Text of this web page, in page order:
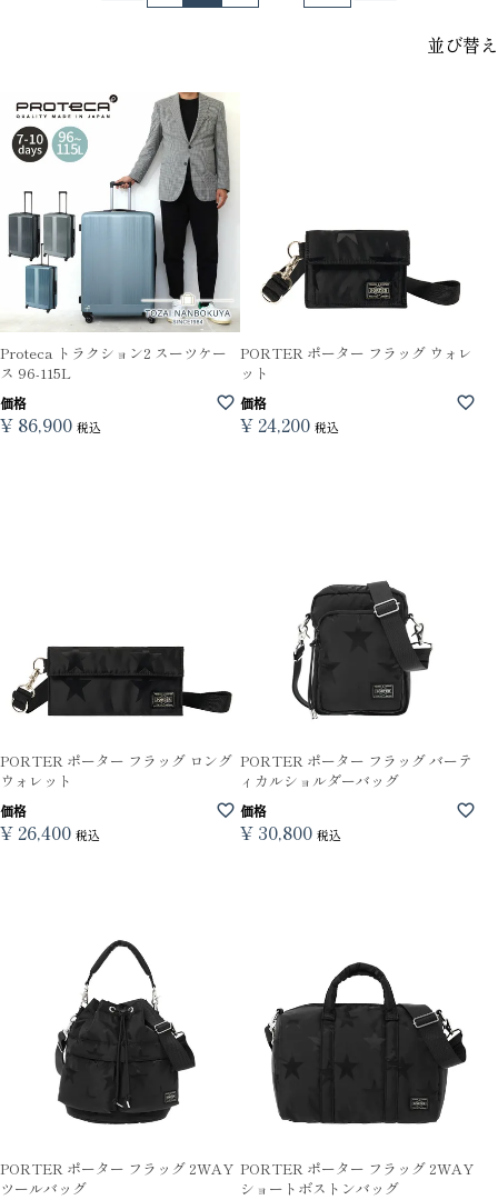
並び替え
Proteca トラクション2 スーツケー
ス 96-115L
価格
¥ 86,900 税込
PORTER ポーター フラッグ ウォレ
ット
価格
¥ 24,200 税込
PORTER ポーター フラッグ ロング
ウォレット
価格
¥ 26,400 税込
PORTER ポーター フラッグ バーテ
ィカルショルダーバッグ
価格
¥ 30,800 税込
PORTER ポーター フラッグ 2WAY
ツールバッグ
PORTER ポーター フラッグ 2WAY
ショートボストンバッグ